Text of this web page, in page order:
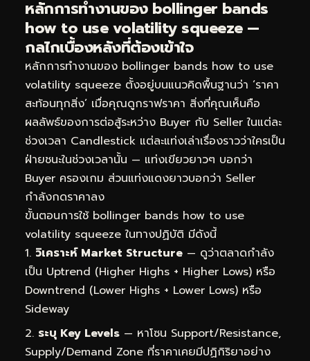
หลักการทำงานของ bollinger bands
how to use volatility squeeze —
กลไกเบื้องหลังที่ต้องเข้าใจ
หลักการทำงานของ bollinger bands how to use
volatility squeeze ตั้งอยู่บนแนวคิดพื้นฐานว่า ‘ราคา
สะท้อนทุกสิ่ง’ เมื่อคุณดูกราฟราคา สิ่งที่คุณเห็นคือ
ผลลัพธ์ของการต่อสู้ระหว่าง Buyer กับ Seller ในแต่ละ
ช่วงเวลา Candlestick แต่ละแท่งเล่าเรื่องราวว่าใครเป็น
ฝ่ายชนะในช่วงเวลานั้น — แท่งเขียวยาวๆ บอกว่า
Buyer ครองเกม ส่วนแท่งแดงยาวบอกว่า Seller
กำลังกดราคาลง
ขั้นตอนการใช้ bollinger bands how to use
volatility squeeze ในทางปฏิบัติ มีดังนี้
วิเคราะห์ Market Structure — ดูว่าตลาดกำลัง
เป็น Uptrend (Higher Highs + Higher Lows) หรือ
Downtrend (Lower Highs + Lower Lows) หรือ
Sideway
ระบุ Key Levels — หาโซน Support/Resistance,
Supply/Demand Zone ที่ราคาเคยมีปฏิกิริยาอย่าง